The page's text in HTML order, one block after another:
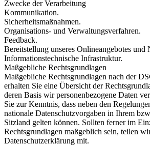
Zwecke der Verarbeitung
Kommunikation.
Sicherheitsmaßnahmen.
Organisations- und Verwaltungsverfahren.
Feedback.
Bereitstellung unseres Onlineangebotes
Informationstechnische Infrastruktur.
Maßgebliche Rechtsgrundlagen
Maßgebliche Rechtsgrundlagen nach der
erhalten Sie eine Übersicht der
deren Basis wir personenbezogene Daten
Sie zur Kenntnis, dass neben den
nationale Datenschutzvorgaben in Ihrem
Sitzland gelten können. Sollten ferner im
Rechtsgrundlagen maßgeblich sein, teilen
Datenschutzerklärung mit.